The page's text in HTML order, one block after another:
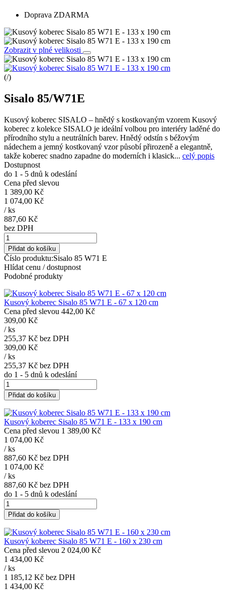
Doprava ZDARMA
Zobrazit v plné velikosti
(/)
Sisalo 85/W71E
Kusový koberec SISALO – hnědý s kostkovaným vzorem Kusový
koberec z kolekce SISALO je ideální volbou pro interiéry laděné do
přírodního stylu a neutrálních barev. Hnědý odstín s béžovým
nádechem a jemný kostkovaný vzor působí přirozeně a elegantně,
takže koberec snadno zapadne do moderních i klasick... celý popis
Dostupnost
do 1 - 5 dnů k odeslání
Cena před slevou
1 389,00 Kč
1 074,00 Kč
/ks
887,60 Kč
bez DPH
Přidat do košíku
Číslo produktu:Sisalo 85 W71 E
Hlídat cenu / dostupnost
Podobné produkty
Kusový koberec Sisalo 85 W71 E - 67 x 120 cm
Cena před slevou 442,00 Kč
309,00 Kč
/ks
255,37 Kč bez DPH
309,00 Kč
/ks
255,37 Kč bez DPH
do 1 - 5 dnů k odeslání
Přidat do košíku
Kusový koberec Sisalo 85 W71 E - 133 x 190 cm
Cena před slevou 1 389,00 Kč
1 074,00 Kč
/ks
887,60 Kč bez DPH
1 074,00 Kč
/ks
887,60 Kč bez DPH
do 1 - 5 dnů k odeslání
Přidat do košíku
Kusový koberec Sisalo 85 W71 E - 160 x 230 cm
Cena před slevou 2 024,00 Kč
1 434,00 Kč
/ks
1 185,12 Kč bez DPH
1 434,00 Kč